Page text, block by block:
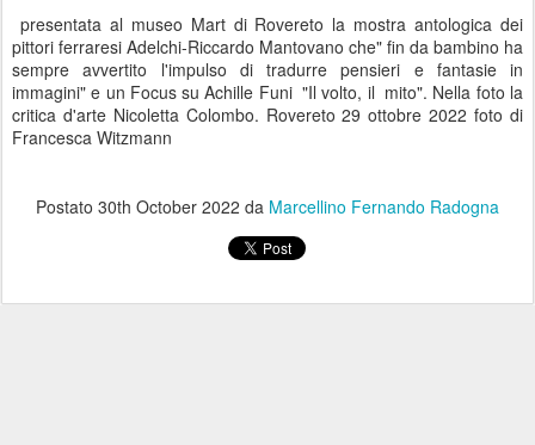
presentata al museo Mart di Rovereto la mostra antologica dei
pittori ferraresi Adelchi-Riccardo Mantovano che" fin da bambino ha
sempre avvertito l'impulso di tradurre pensieri e fantasie in
immagini" e un Focus su Achille Funi "Il volto, il mito". Nella foto la
critica d'arte Nicoletta Colombo. Rovereto 29 ottobre 2022 foto di
Francesca Witzmann
Postato 30th October 2022 da Marcellino Fernando Radogna